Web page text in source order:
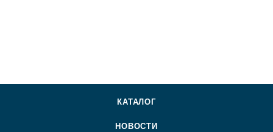
КАТАЛОГ
НОВОСТИ